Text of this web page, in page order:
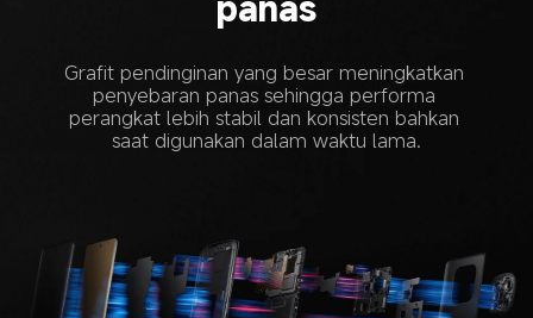
Grafit pendinginan yang besar meningkatkan
penyebaran panas sehingga performa
perangkat lebih stabil dan konsisten bahkan
saat digunakan dalam waktu lama.